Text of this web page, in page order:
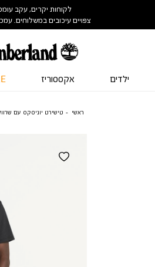
לקוחות יקרים, עקב
צפויים עיכובים במשלוחים.
ילדים אקססוריז
ראשי טישירט יוניסקס עם